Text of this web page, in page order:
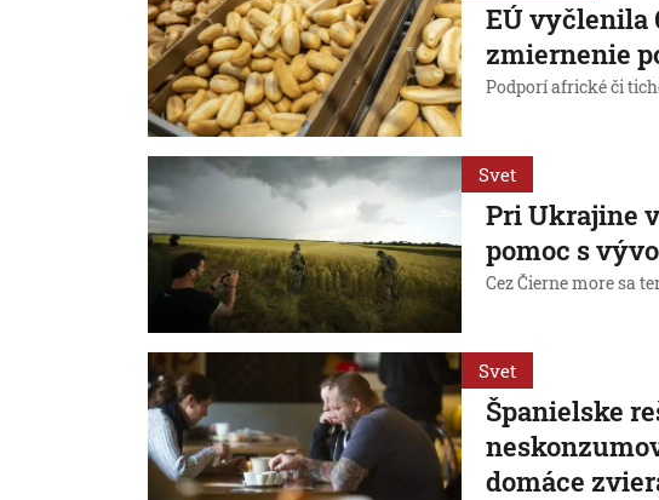
EÚ vyčlenila
zmiernenie
Podporí africké či
Svet
Pri Ukrajine
pomoc s
Cez Čierne more sa
Svet
Španielske
domáce